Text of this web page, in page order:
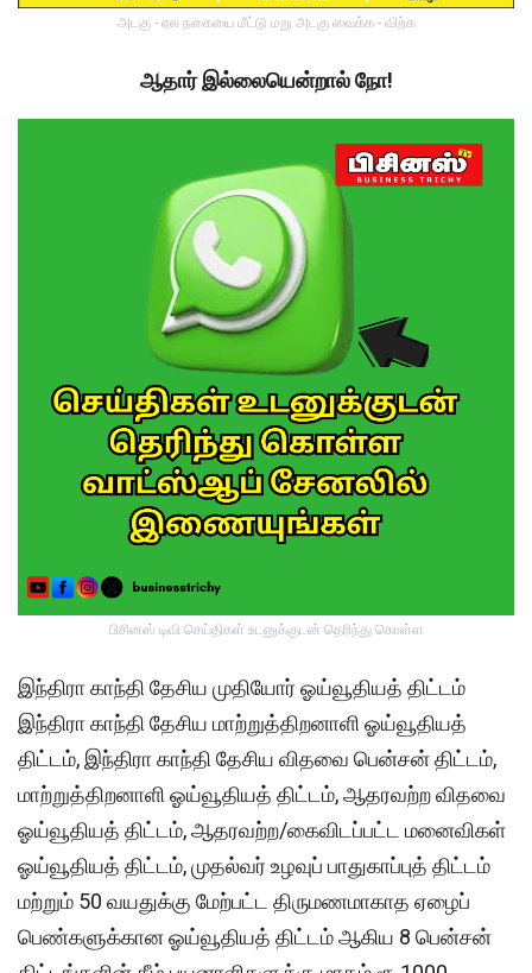
அடகு - ஏல நகையை மீட்டு மறு அடகு வைக்க - விற்க
ஆதார் இல்லையென்றால் நோ!
பிசினஸ் டிவி செய்திகள் உடனுக்குடன் தெரிந்து கொள்ள
இந்திரா காந்தி தேசிய முதியோர் ஓய்வூதியத் திட்டம்
இந்திரா காந்தி தேசிய மாற்றுத்திறனாளி ஓய்வூதியத்
திட்டம், இந்திரா காந்தி தேசிய விதவை பென்சன் திட்டம்,
மாற்றுத்திறனாளி ஓய்வூதியத் திட்டம், ஆதரவற்ற விதவை
ஓய்வூதியத் திட்டம், ஆதரவற்ற/கைவிடப்பட்ட மனைவிகள்
ஓய்வூதியத் திட்டம், முதல்வர் உழவுப் பாதுகாப்புத் திட்டம்
மற்றும் 50 வயதுக்கு மேற்பட்ட திருமணமாகாத ஏழைப்
பெண்களுக்கான ஓய்வூதியத் திட்டம் ஆகிய 8 பென்சன்